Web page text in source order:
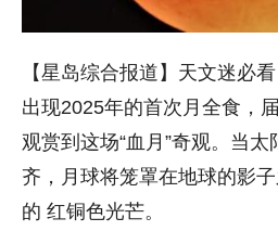
【星岛综合报道】天文迷必
出现2025年的首次月全食，
观赏到这场“血月”奇观。当
齐，月球将笼罩在地球的影
的 红铜色光芒。